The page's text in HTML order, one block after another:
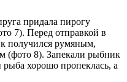
придала пирогу
7). Перед отправкой в
получился румяным,
(фото 8). Запекали рыбник
хорошо пропеклась, а